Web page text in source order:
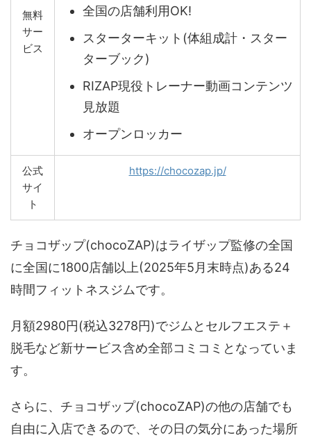
無料
サー
ビス
全国の店舗利用OK!
スターターキット(体組成計・スター
ターブック)
RIZAP現役トレーナー動画コンテンツ
見放題
オープンロッカー
公式
サイ
ト
https://chocozap.jp/
チョコザップ(chocoZAP)はライザップ監修の全国
に全国に1800店舗以上(2025年5月末時点)ある24
時間フィットネスジムです。
月額2980円(税込3278円)でジムとセルフエステ＋
脱毛など新サービス含め全部コミコミとなっていま
す。
さらに、チョコザップ(chocoZAP)の他の店舗でも
自由に入店できるので、その日の気分にあった場所